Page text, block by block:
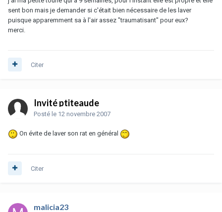
sent bon mais je demander si c'était bien nécessaire de les laver
puisque apparemment sa à l'air assez "traumatisant" pour eux?
merci.
Citer
Invité ptiteaude
Posté le 12 novembre 2007
On évite de laver son rat en général
Citer
malicia23